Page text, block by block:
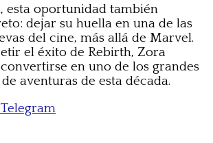
esta oportunidad también
dejar su huella en una de las
del cine, más allá de Marvel.
el éxito de Rebirth, Zora
en uno de los grandes
aventuras de esta década.